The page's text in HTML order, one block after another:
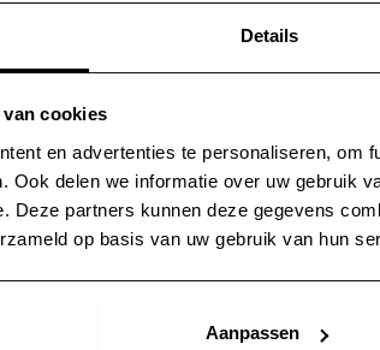
Details
cookies
en advertenties te personaliseren, om
Ook delen we informatie over uw gebruik
Deze partners kunnen deze gegevens
op basis van uw gebruik van hun
Aanpassen
CouncilWorks
en gericht op zowel
of
naast je. We bieden
en zijn
tijdelijke versterking